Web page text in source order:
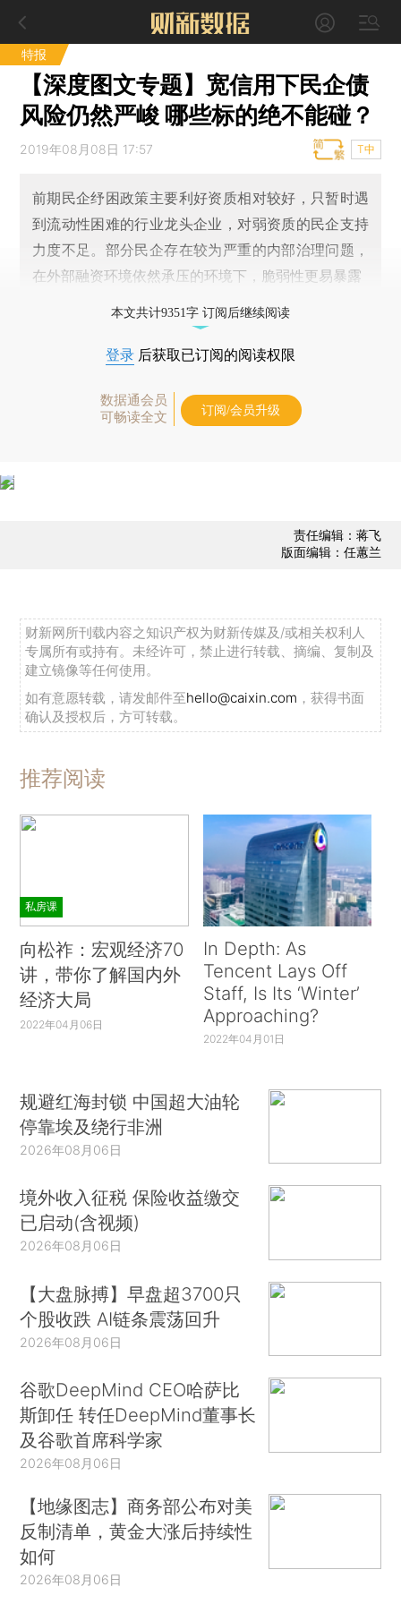
特报
【深度图文专题】宽信用下民企债
风险仍然严峻 哪些标的绝不能碰？
2019年08月08日 17:57 T中
前期民企纾困政策主要利好资质相对较好，只暂时遇
到流动性困难的行业龙头企业，对弱资质的民企支持
力度不足。部分民企存在较为严重的内部治理问题，
在外部融资环境依然承压的环境下，脆弱性更易暴露
本文共计9351字 订阅后继续阅读
登录 后获取已订阅的阅读权限
数据通会员
可畅读全文
订阅/会员升级
责任编辑：蒋飞
版面编辑：任蕙兰
财新网所刊载内容之知识产权为财新传媒及/或相关权利人
专属所有或持有。未经许可，禁止进行转载、摘编、复制及
建立镜像等任何使用。
如有意愿转载，请发邮件至hello@caixin.com ，获得书面
确认及授权后，方可转载。
推荐阅读
私房课
向松祚：宏观经济70
讲，带你了解国内外
经济大局
2022年04月06日
In Depth: As
Tencent Lays Off
Staff, Is Its ‘Winter’
Approaching?
2022年04月01日
规避红海封锁 中国超大油轮
停靠埃及绕行非洲
2026年08月06日
境外收入征税 保险收益缴交
已启动(含视频)
2026年08月06日
【大盘脉搏】早盘超3700只
个股收跌 AI链条震荡回升
2026年08月06日
谷歌DeepMind CEO哈萨比
斯卸任 转任DeepMind董事长
及谷歌首席科学家
2026年08月06日
【地缘图志】商务部公布对美
反制清单，黄金大涨后持续性
如何
2026年08月06日